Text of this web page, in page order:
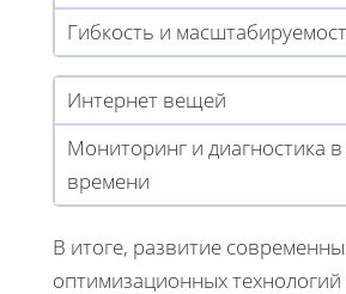
Гибкость и
Интернет вещей
Мониторинг и диагностика
времени
В итоге, развитие
оптимизационных технологий